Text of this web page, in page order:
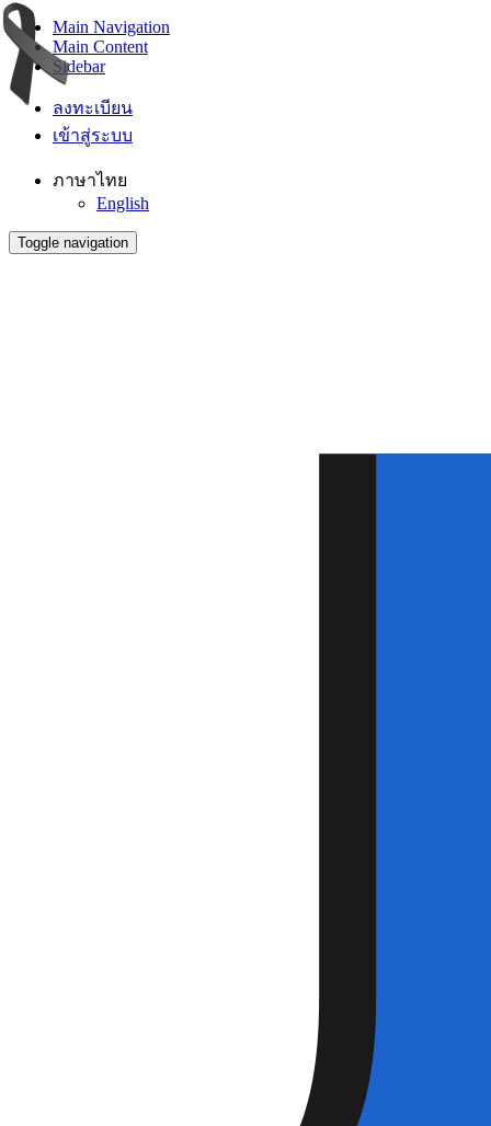
Main Navigation
Main Content
Sidebar
ลงทะเบียน
เข้าสู่ระบบ
ภาษาไทย
English
Toggle navigation